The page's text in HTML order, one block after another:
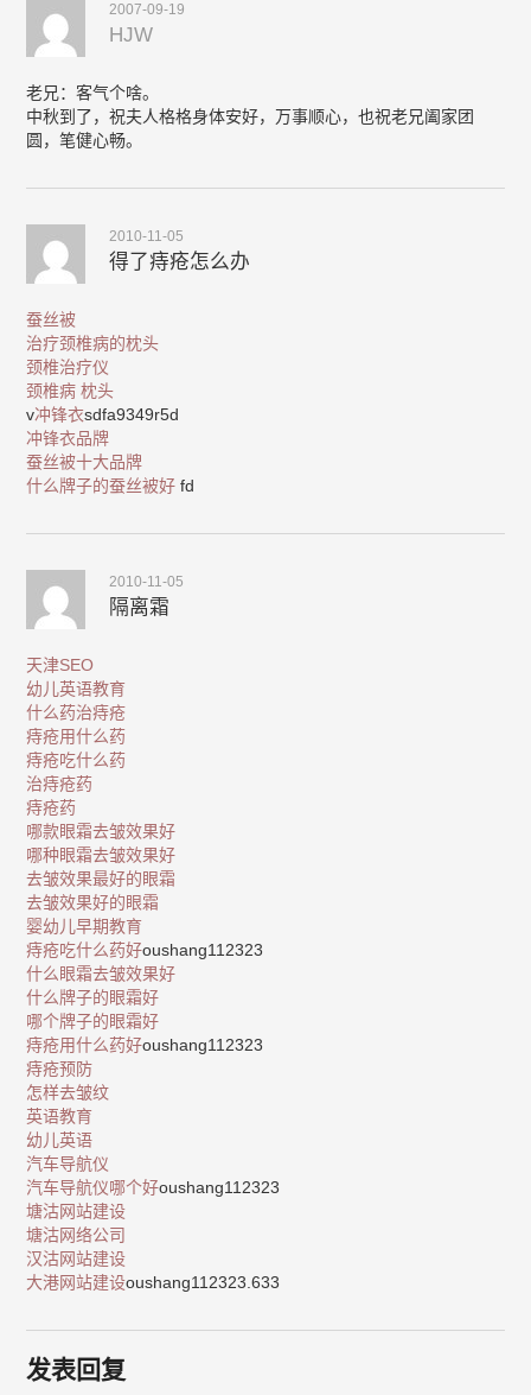
2007-09-19
HJW
老兄：客气个啥。
中秋到了，祝夫人格格身体安好，万事顺心，也祝老兄阖家团
圆，笔健心畅。
2010-11-05
得了痔疮怎么办
蚕丝被
治疗颈椎病的枕头
颈椎治疗仪
颈椎病 枕头
v冲锋衣sdfa9349r5d
冲锋衣品牌
蚕丝被十大品牌
什么牌子的蚕丝被好 fd
2010-11-05
隔离霜
天津SEO
幼儿英语教育
什么药治痔疮
痔疮用什么药
痔疮吃什么药
治痔疮药
痔疮药
哪款眼霜去皱效果好
哪种眼霜去皱效果好
去皱效果最好的眼霜
去皱效果好的眼霜
婴幼儿早期教育
痔疮吃什么药好oushang112323
什么眼霜去皱效果好
什么牌子的眼霜好
哪个牌子的眼霜好
痔疮用什么药好oushang112323
痔疮预防
怎样去皱纹
英语教育
幼儿英语
汽车导航仪
汽车导航仪哪个好oushang112323
塘沽网站建设
塘沽网络公司
汉沽网站建设
大港网站建设oushang112323.633
发表回复